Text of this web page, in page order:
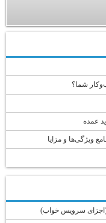
شما؟
و مزایا
سرویس خواب)